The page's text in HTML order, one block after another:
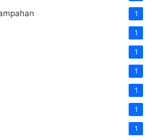
1
1
1
1
1
1
1